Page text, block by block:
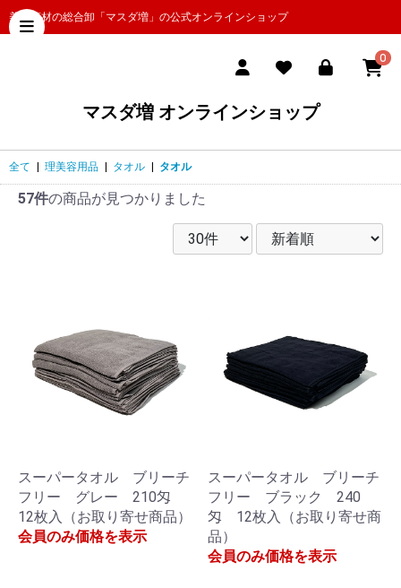
美容商材の総合卸「マスダ増」の公式オンラインショップ
0
マスダ増 オンラインショップ
全て 理美容用品 タオル タオル
57件の商品が見つかりました
スーパータオル ブリーチ
フリー グレー 210匁
12枚入（お取り寄せ商品）
会員のみ価格を表示
スーパータオル ブリーチ
フリー ブラック 240
匁 12枚入（お取り寄せ商
品）
会員のみ価格を表示